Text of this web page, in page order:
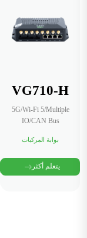
VG710-H
5G/Wi-Fi 5/Multiple
IO/CAN Bus
بوابة المركبات
يتعلم أكثر